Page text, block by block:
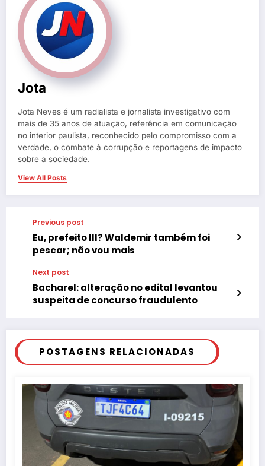
Jota
Jota Neves é um radialista e jornalista investigativo com
mais de 35 anos de atuação, referência em comunicação
no interior paulista, reconhecido pelo compromisso com a
verdade, o combate à corrupção e reportagens de impacto
sobre a sociedade.
View All Posts
Previous post
Eu, prefeito III? Waldemir também foi
pescar; não vou mais
Next post
Bacharel: alteração no edital levantou
suspeita de concurso fraudulento
POSTAGENS RELACIONADAS